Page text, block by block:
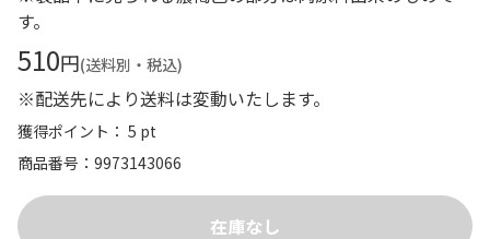
す。
510円(送料別・税込)
※配送先により送料は変動いたします。
獲得ポイント： 5 pt
商品番号
9973143066